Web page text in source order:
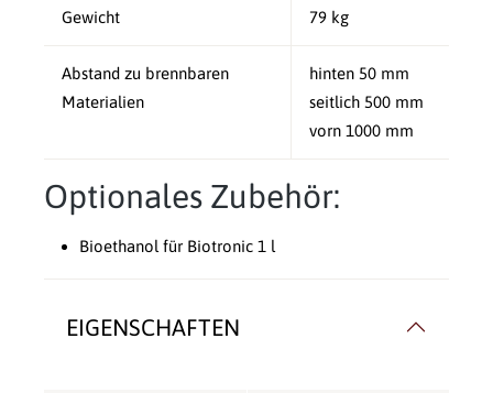
Gewicht 79 kg
Abstand zu brennbaren
Materialien
hinten 50 mm
seitlich 500 mm
vorn 1000 mm
Optionales Zubehör:
Bioethanol für Biotronic 1 l
EIGENSCHAFTEN